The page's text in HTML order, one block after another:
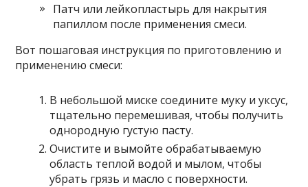
Патч или лейкопластырь для накрытия
папиллом после применения смеси.
Вот пошаговая инструкция по приготовлению и
применению смеси:
В небольшой миске соедините муку и уксус,
тщательно перемешивая, чтобы получить
однородную густую пасту.
Очистите и вымойте обрабатываемую
область теплой водой и мылом, чтобы
убрать грязь и масло с поверхности.